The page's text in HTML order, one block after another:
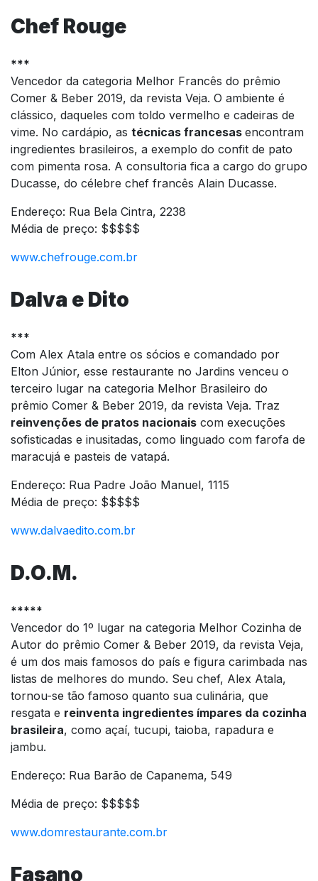
Chef Rouge
***
Vencedor da categoria Melhor Francês do prêmio
Comer & Beber 2019, da revista Veja. O ambiente é
clássico, daqueles com toldo vermelho e cadeiras de
vime. No cardápio, as técnicas francesas encontram
ingredientes brasileiros, a exemplo do confit de pato
com pimenta rosa. A consultoria fica a cargo do grupo
Ducasse, do célebre chef francês Alain Ducasse.
Endereço: Rua Bela Cintra, 2238
Média de preço: $$$$$
www.chefrouge.com.br
Dalva e Dito
***
Com Alex Atala entre os sócios e comandado por
Elton Júnior, esse restaurante no Jardins venceu o
terceiro lugar na categoria Melhor Brasileiro do
prêmio Comer & Beber 2019, da revista Veja. Traz
reinvenções de pratos nacionais com execuções
sofisticadas e inusitadas, como linguado com farofa de
maracujá e pasteis de vatapá.
Endereço: Rua Padre João Manuel, 1115
Média de preço: $$$$$
www.dalvaedito.com.br
D.O.M.
*****
Vencedor do 1º lugar na categoria Melhor Cozinha de
Autor do prêmio Comer & Beber 2019, da revista Veja,
é um dos mais famosos do país e figura carimbada nas
listas de melhores do mundo. Seu chef, Alex Atala,
tornou-se tão famoso quanto sua culinária, que
resgata e reinventa ingredientes ímpares da cozinha
brasileira, como açaí, tucupi, taioba, rapadura e
jambu.
Endereço: Rua Barão de Capanema, 549
Média de preço: $$$$$
www.domrestaurante.com.br
Fasano